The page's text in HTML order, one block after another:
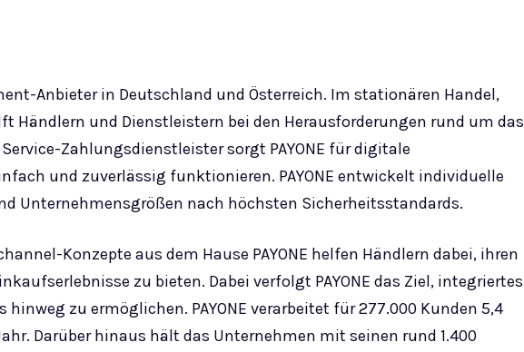
Anbieter in Deutschland und Österreich. Im stationären Handel,
Händlern und Dienstleistern bei den Herausforderungen rund um das
Zahlungsdienstleister sorgt PAYONE für digitale
und zuverlässig funktionieren. PAYONE entwickelt individuelle
Unternehmensgrößen nach höchsten Sicherheitsstandards.
Konzepte aus dem Hause PAYONE helfen Händlern dabei, ihren
zu bieten. Dabei verfolgt PAYONE das Ziel, integriertes
zu ermöglichen. PAYONE verarbeitet für 277.000 Kunden 5,4
Darüber hinaus hält das Unternehmen mit seinen rund 1.400